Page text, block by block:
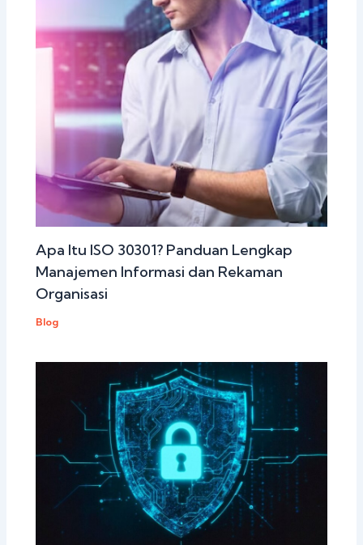
Apa Itu ISO 30301? Panduan Lengkap
Manajemen Informasi dan Rekaman
Organisasi
Blog